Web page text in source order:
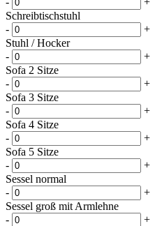
Schreibtischstuhl
-
+
Stuhl / Hocker
-
+
Sofa 2 Sitze
-
+
Sofa 3 Sitze
-
+
Sofa 4 Sitze
-
+
Sofa 5 Sitze
-
+
Sessel normal
-
+
Sessel groß mit Armlehne
-
+